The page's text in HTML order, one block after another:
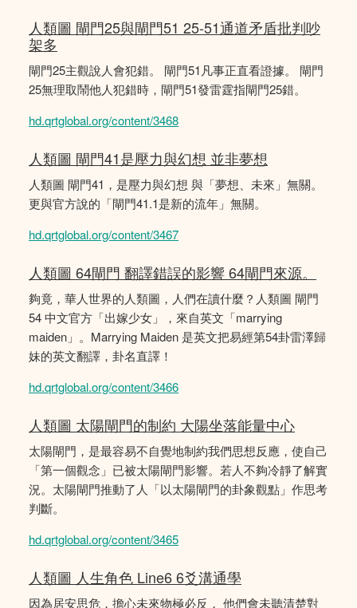
人類圖 閘門25與閘門51 25-51通道矛盾批判吵
架多
閘門25主觀說人會犯錯。 閘門51凡事正直看證據。 閘門
25無理取鬧他人犯錯時，閘門51發雷霆指閘門25錯。
hd.qrtglobal.org/content/3468
人類圖 閘門41是壓力與幻想 並非夢想
人類圖 閘門41，是壓力與幻想 與「夢想、未來」無關。
更與官方說的「閘門41.1是新的流年」無關。
hd.qrtglobal.org/content/3467
人類圖 64閘門 翻譯錯誤的影響 64閘門來源。
夠竟，華人世界的人類圖，人們在讀什麼？人類圖 閘門
54 中文官方「出嫁少女」，來自英文「marrying
maiden」。Marrying Maiden 是英文把易經第54卦雷澤歸
妹的英文翻譯，卦名直譯！
hd.qrtglobal.org/content/3466
人類圖 太陽閘門的制約 大陽坐落能量中心
太陽閘門，是最容易不自覺地制約我們思想反應，使自己
「第一個觀念」已被太陽閘門影響。若人不夠冷靜了解實
況。太陽閘門推動了人「以太陽閘門的卦象觀點」作思考
判斷。
hd.qrtglobal.org/content/3465
人類圖 人生角色 Line6 6爻溝通學
因為居安思危，擔心未來物極必反， 他們會未聽清楚對